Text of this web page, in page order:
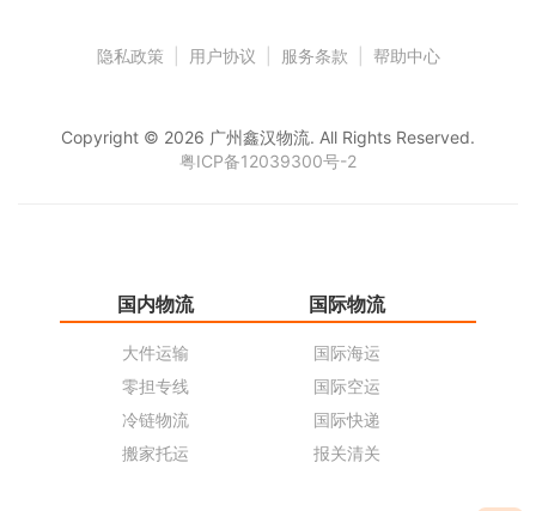
隐私政策 用户协议 服务条款 帮助中心
Copyright © 2026 广州鑫汉物流. All Rights Reserved.
粤ICP备12039300号-2
国内物流
大件运输
零担专线
冷链物流
搬家托运
国际物流
国际海运
国际空运
国际快递
报关清关